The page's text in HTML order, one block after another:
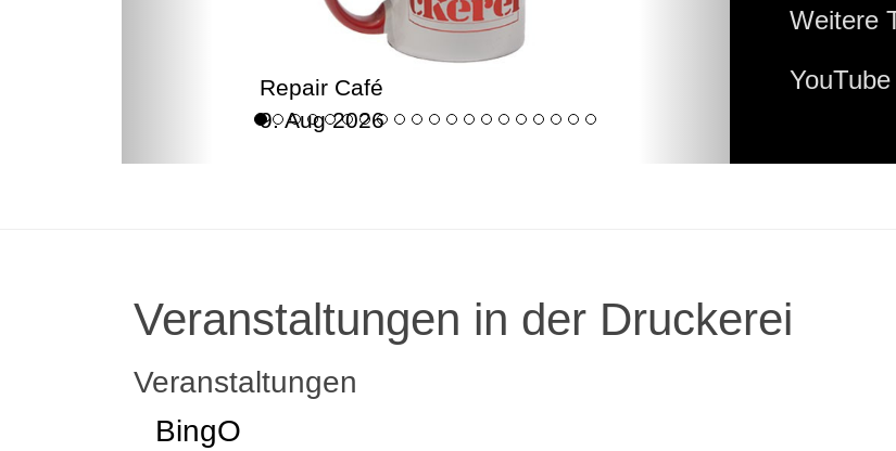
Repair Café
9. Aug 2026
Weitere
YouTube
Veranstaltungen in der Druckerei
Veranstaltungen
BingO